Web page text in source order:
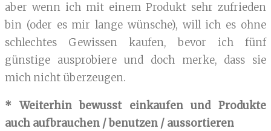
aber wenn ich mit einem Produkt sehr zufrieden
bin (oder es mir lange wünsche), will ich es ohne
schlechtes Gewissen kaufen, bevor ich fünf
günstige ausprobiere und doch merke, dass sie
mich nicht überzeugen.
* Weiterhin bewusst einkaufen und Produkte
auch aufbrauchen / benutzen / aussortieren